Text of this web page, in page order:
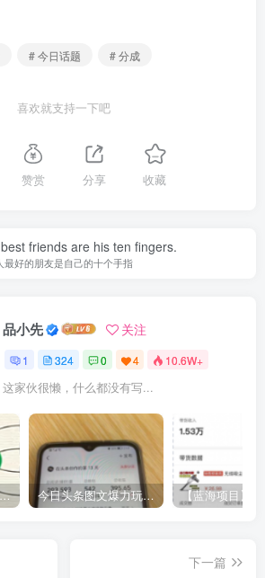
# 今日话题 # 分成
喜欢就支持一下吧
赞赏 分享 收藏
friends are his ten fingers.
最好的朋友是自己的十个手指
品小先 关注
1 324 0 4 10.6W+
这家伙很懒，什么都没有写...
小说广播剧最新玩法，多种变现方式轻轻松松日入500＋【揭秘】 今日头条图文爆力玩法,AI自动生成文案，当天见收益，轻松日入500+
下一篇